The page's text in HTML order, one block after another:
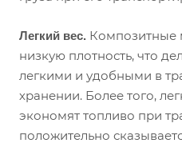
Легкий вес. Композитные
низкую плотность, что
легкими и удобными в
хранении. Более того,
экономят топливо при
положительно